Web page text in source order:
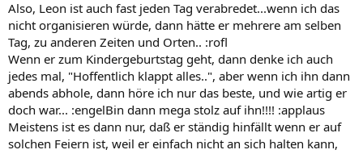
Also, Leon ist auch fast jeden Tag verabredet...wenn ich das
nicht organisieren würde, dann hätte er mehrere am selben
Tag, zu anderen Zeiten und Orten.. :rofl
Wenn er zum Kindergeburtstag geht, dann denke ich auch
jedes mal, "Hoffentlich klappt alles..", aber wenn ich ihn dann
abends abhole, dann höre ich nur das beste, und wie artig er
doch war... :engelBin dann mega stolz auf ihn!!!! :applaus
Meistens ist es dann nur, daß er ständig hinfällt wenn er auf
solchen Feiern ist, weil er einfach nicht an sich halten kann,